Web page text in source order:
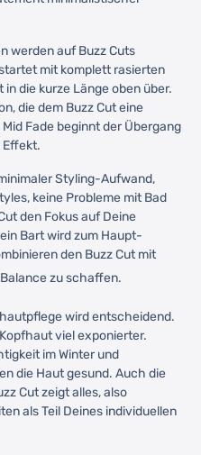
werden auf Buzz Cuts
mit komplett rasierten
die kurze Länge oben über.
die dem Buzz Cut eine
Fade beginnt der Übergang
Effekt.
Styling-Aufwand,
keine Probleme mit Bad
den Fokus auf Deine
Bart wird zum Haupt-
den Buzz Cut mit
Balance zu schaffen.
wird entscheidend.
viel exponierter.
im Winter und
die Haut gesund. Auch die
Cut zeigt alles, also
als Teil Deines individuellen